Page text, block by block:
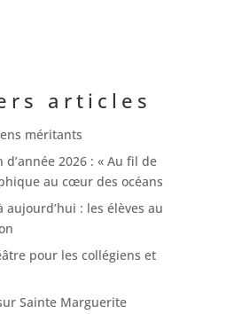
articles
méritants
2026 : « Au fil de
au cœur des océans
aujourd’hui : les élèves au
pour les collégiens et
Sainte Marguerite